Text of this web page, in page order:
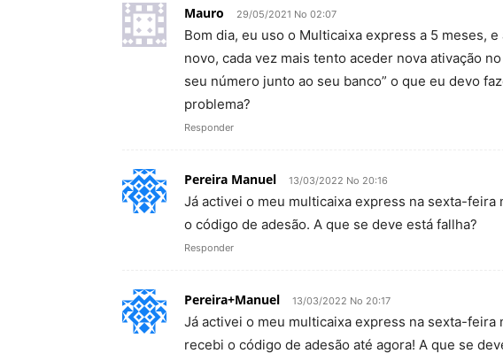
Mauro 29/05/2021 No 02:07
Bom dia, eu uso o Multicaixa express a 5 meses,
novo, cada vez mais tento aceder nova ativação
seu número junto ao seu banco” o que eu devo
problema?
Responder
Pereira Manuel 13/03/2022 No 20:16
Já activei o meu multicaixa express na sexta-feira
o código de adesão. A que se deve está fallha?
Responder
Pereira+Manuel 13/03/2022 No 20:17
Já activei o meu multicaixa express na sexta-feira
recebi o código de adesão até agora! A que se